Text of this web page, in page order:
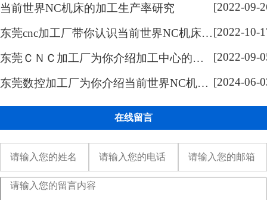
化的氰化钠盐溶液中，浸泡的持续
时间取决于硬化层的深度。然后将
理可以容易地获得0.005到0.015英寸
(...
当前世界NC机床的加工生产率研究 [2022-09-
东莞cnc加工厂带你认识当前世界NC机床的系统开放化研究[2022-10-
东莞ＣＮＣ加工厂为你介绍加工中心的分类 [2022-09-
东莞数控加工厂为你介绍当前世界NC机床的技术研究范围 [2024-06-
在线留言